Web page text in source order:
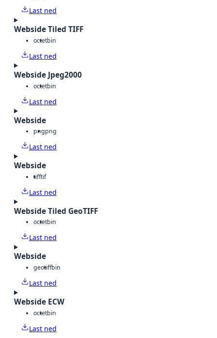
Last ned
Webside Tiled TIFF
octetbin
Last ned
Webside Jpeg2000
octetbin
Last ned
Webside
pngpng
Last ned
Webside
tifftif
Last ned
Webside Tiled GeoTIFF
octetbin
Last ned
Webside
geotiffbin
Last ned
Webside ECW
octetbin
Last ned